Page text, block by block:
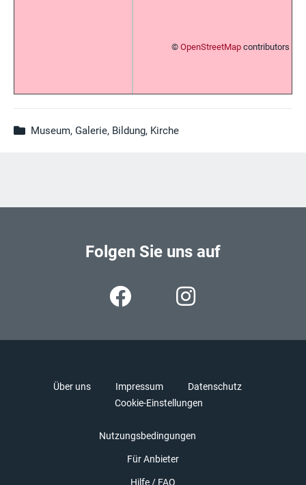
© OpenStreetMap contributors
Museum, Galerie, Bildung, Kirche
Folgen Sie uns auf
Über uns Impressum
Datenschutz
Cookie-Einstellungen
Nutzungsbedingungen
Für Anbieter
Hilfe / FAQ